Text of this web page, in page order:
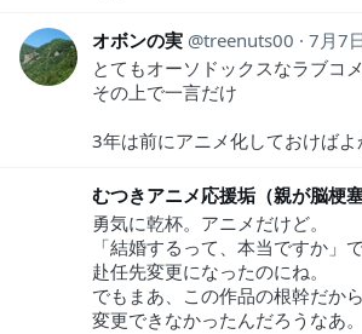
オボンの実 treenuts00
7月7
とてもオーソドックスなラブコ
その上で一言だけ
3年は前にアニメ化しておけば
勇気に乾杯。アニメだけど。
「結婚するって、本当ですか」で
赴任先変更になったのにね。
でもまあ、この作品の根幹だから
変更できなかったんだろうなあ。